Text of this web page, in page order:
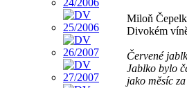
Miloň
Divokém
Červené
Jablko bylo
jako měsíc